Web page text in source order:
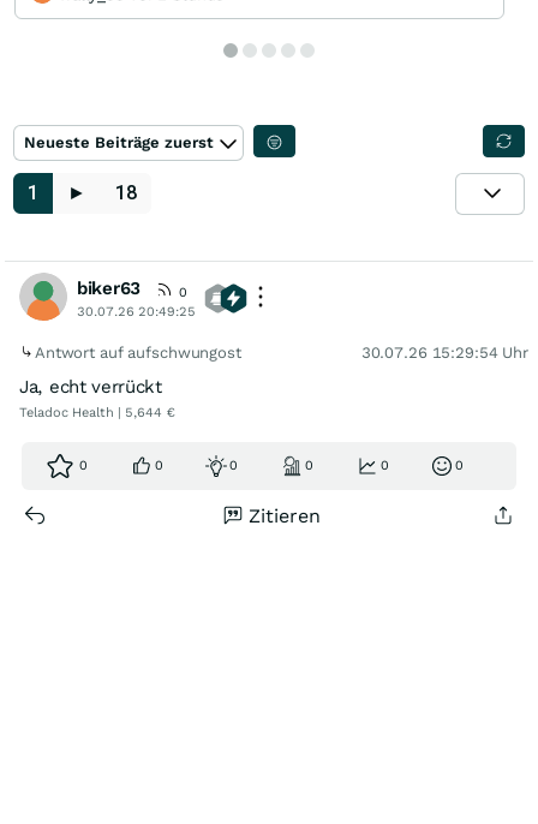
Neueste Beiträge zuerst
1 ► 18
biker63
0
30.07.26 20:49:25
Antwort auf aufschwungost 30.07.26 15:29:54 Uhr
Ja, echt verrückt
Teladoc Health | 5,644 €
0 0 0 0 0 0
Zitieren